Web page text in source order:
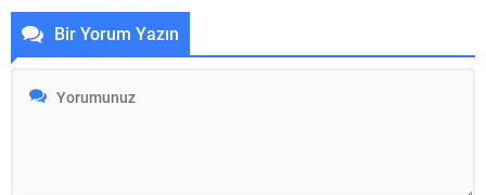
kişiler için en pratik çözümlerden
biridir. Doğru uygulandığında,
fayans arası hazır derz
uygulamalarında uzun ömürlü ve
su geçirmez bir...
Bir Yorum Yazın